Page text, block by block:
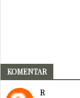
KOMENTAR
R